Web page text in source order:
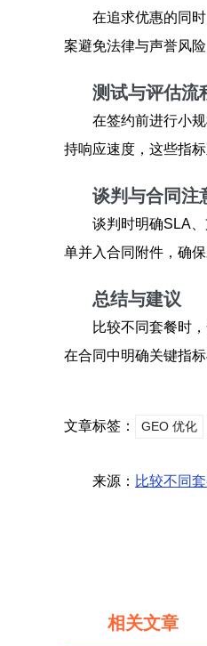
在追求优惠的同
案避免法律与声誉风
测试与评估流
在签约前进行小
持响应速度，这些指
谈判与合同注
谈判时明确SLA
单并入合同附件，确
总结与建议
比较不同套餐时
在合同中明确关键指
文章标签： GEO 优化
来源： 比较不同
相关文章